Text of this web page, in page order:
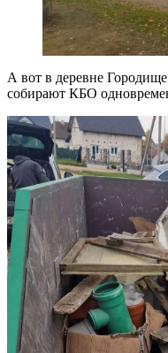
А вот в деревне
собирают КБО